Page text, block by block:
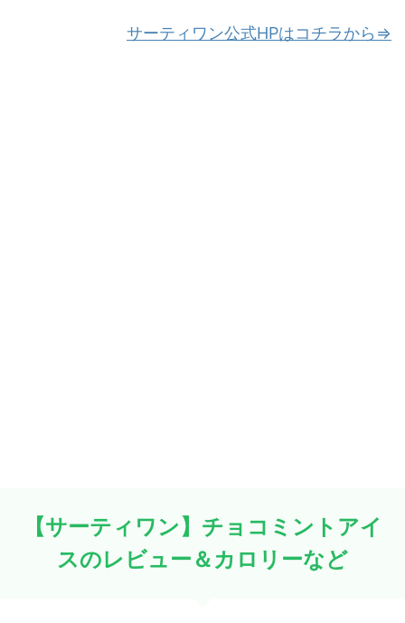
サーティワン公式HPはコチラから⇒
【サーティワン】チョコミントアイ
スのレビュー＆カロリーなど